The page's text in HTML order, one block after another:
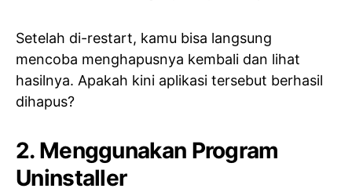
Setelah di-restart, kamu bisa langsung
mencoba menghapusnya kembali dan lihat
hasilnya. Apakah kini aplikasi tersebut berhasil
dihapus?
2. Menggunakan Program
Uninstaller